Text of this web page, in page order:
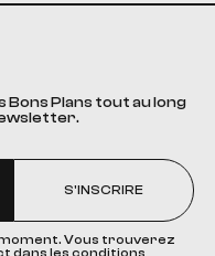
Plans tout au long
S'INSCRIRE
Vous trouverez
dans les conditions